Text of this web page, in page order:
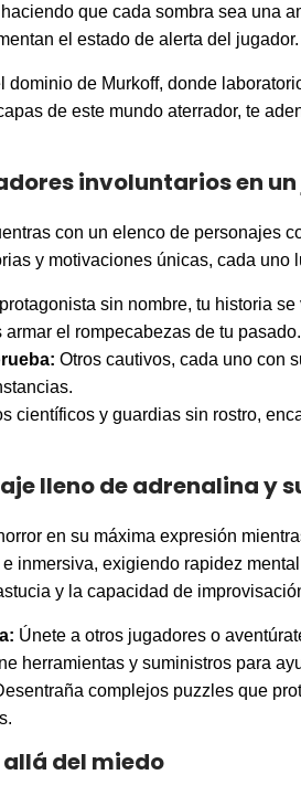
que cada sombra sea una
el estado de alerta del jugador.
dominio de Murkoff, donde
de este mundo aterrador, te
involuntarios en
con un elenco de personajes
y motivaciones únicas, cada
sin nombre, tu historia
el rompecabezas de tu pasado.
Otros cautivos, cada uno con
científicos y guardias sin rostro,
lleno de adrenalina y
en su máxima expresión
inmersiva, exigiendo rapidez
y la capacidad de
Únete a otros jugadores o
herramientas y suministros para
complejos puzzles que
del miedo